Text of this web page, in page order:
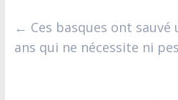
← Ces basques ont sauvé
ans qui ne nécessite ni